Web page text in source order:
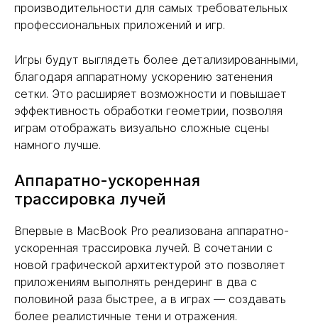
производительности для самых требовательных
профессиональных приложений и игр.
Игры будут выглядеть более детализированными,
благодаря аппаратному ускорению затенения
сетки. Это расширяет возможности и повышает
эффективность обработки геометрии, позволяя
играм отображать визуально сложные сцены
намного лучше.
Аппаратно-ускоренная
трассировка лучей
Впервые в MacBook Pro реализована аппаратно-
ускоренная трассировка лучей. В сочетании с
новой графической архитектурой это позволяет
приложениям выполнять рендеринг в два с
половиной раза быстрее, а в играх — создавать
более реалистичные тени и отражения.